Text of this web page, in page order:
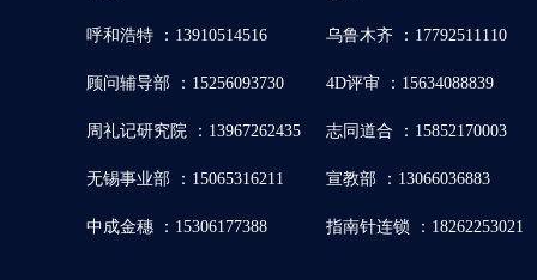
呼和浩特 ：13910514516 乌鲁木齐 ：17792511110
顾问辅导部 ：15256093730 4D评审 ：15634088839
周礼记研究院 ：13967262435 志同道合 ：15852170003
无锡事业部 ：15065316211 宣教部 ：13066036883
中成金穗 ：15306177388 指南针连锁 ：18262253021